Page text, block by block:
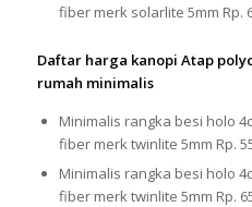
fiber merk solarlite 5mm Rp.
Daftar harga kanopi Atap
rumah minimalis
Minimalis rangka besi holo
fiber merk twinlite 5mm Rp.
Minimalis rangka besi holo
fiber merk twinlite 5mm Rp.